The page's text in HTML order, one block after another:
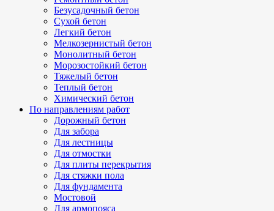
Безусадочный бетон
Сухой бетон
Легкий бетон
Мелкозернистый бетон
Монолитный бетон
Морозостойкий бетон
Тяжелый бетон
Теплый бетон
Химический бетон
По направлениям работ
Дорожный бетон
Для забора
Для лестницы
Для отмостки
Для плиты перекрытия
Для стяжки пола
Для фундамента
Мостовой
Для армопояса